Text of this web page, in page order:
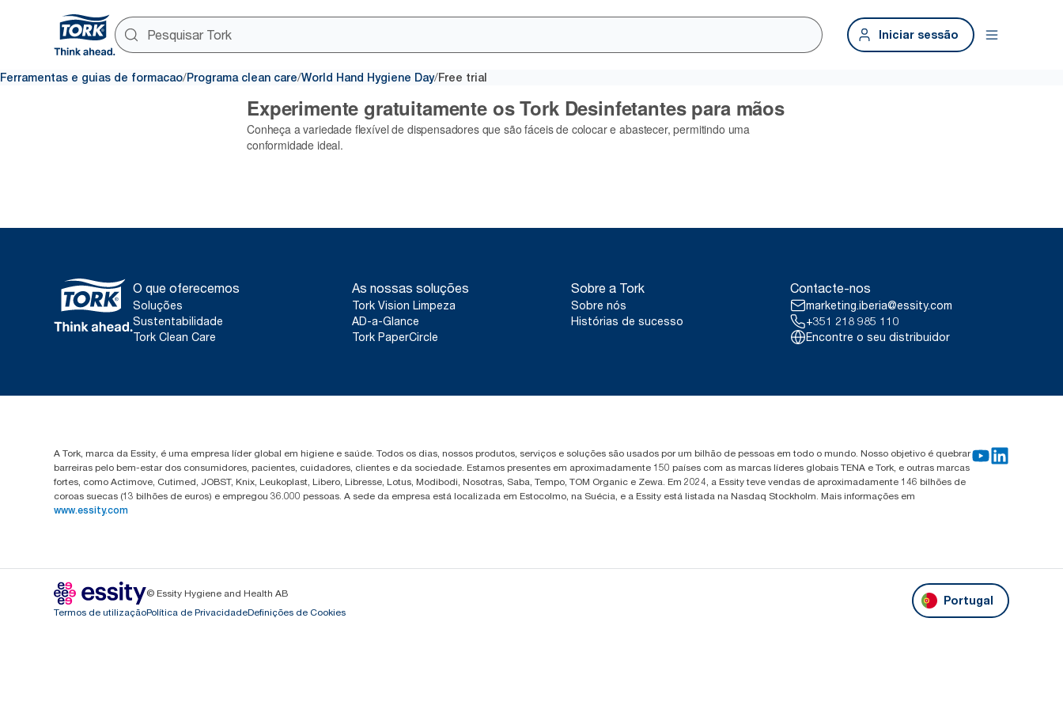
Iniciar sessão
Ferramentas e guias de formacao/Programa clean care/World Hand Hygiene Day/Free trial
O que oferecemos
Soluções
Sustentabilidade
Tork Clean Care
As nossas soluções
Tork Vision Limpeza
AD-a-Glance
Tork PaperCircle
Sobre a Tork
Sobre nós
Histórias de sucesso
Contacte-nos
marketing.iberia@essity.com
+351 218 985 110
Encontre o seu distribuidor
A Tork, marca da Essity, é uma empresa líder global em higiene e saúde. Todos os dias, nossos produtos, serviços e soluções são usados por um bilhão de pessoas em todo o mundo. Nosso objetivo é quebrar
barreiras pelo bem-estar dos consumidores, pacientes, cuidadores, clientes e da sociedade. Estamos presentes em aproximadamente 150 países com as marcas líderes globais TENA e Tork, e outras marcas
fortes, como Actimove, Cutimed, JOBST, Knix, Leukoplast, Libero, Libresse, Lotus, Modibodi, Nosotras, Saba, Tempo, TOM Organic e Zewa. Em 2024, a Essity teve vendas de aproximadamente 146 bilhões de
coroas suecas (13 bilhões de euros) e empregou 36.000 pessoas. A sede da empresa está localizada em Estocolmo, na Suécia, e a Essity está listada na Nasdaq Stockholm. Mais informações em
www.essity.com
© Essity Hygiene and Health AB
Termos de utilizaçãoPolítica de PrivacidadeDefinições de Cookies
Portugal